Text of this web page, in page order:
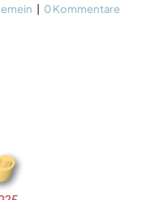
0 Kommentare